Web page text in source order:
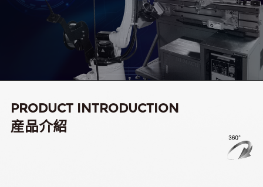
PRODUCT INTRODUCTION
産品介紹